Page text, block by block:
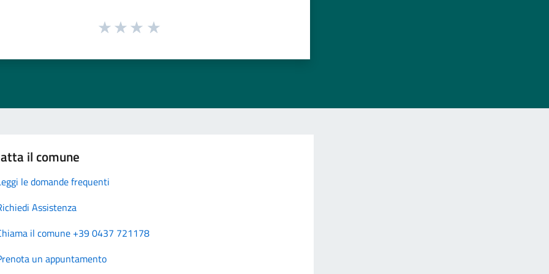
il comune
le domande frequenti
Assistenza
il comune +39 0437 721178
un appuntamento